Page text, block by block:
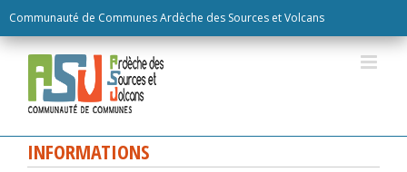
Communauté de Communes Ardèche des Sources et Volcans
to
content
INFORMATIONS